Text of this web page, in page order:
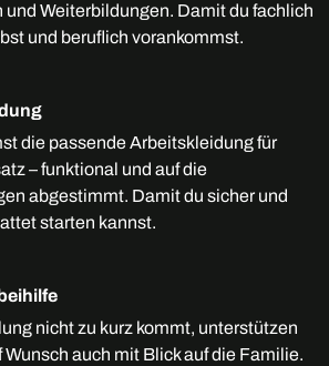
und Weiterbildungen. Damit du fachlich
und beruflich vorankommst.
die passende Arbeitskleidung für
– funktional und auf die
abgestimmt. Damit du sicher und
starten kannst.
nicht zu kurz kommt, unterstützen
Wunsch auch mit Blick auf die Familie.